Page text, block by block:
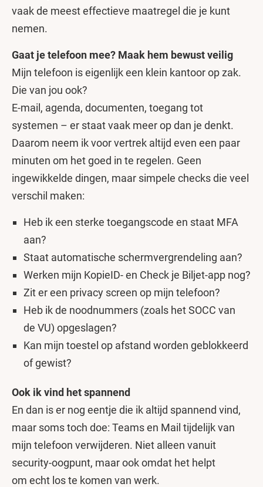
vaak de meest effectieve maatregel die je kunt
nemen.
Gaat je telefoon mee? Maak hem bewust veilig
Mijn telefoon is eigenlijk een klein kantoor op zak.
Die van jou ook?
E-mail, agenda, documenten, toegang tot
systemen – er staat vaak meer op dan je denkt.
Daarom neem ik voor vertrek altijd even een paar
minuten om het goed in te regelen. Geen
ingewikkelde dingen, maar simpele checks die veel
verschil maken:
Heb ik een sterke toegangscode en staat MFA
aan?
Staat automatische schermvergrendeling aan?
Werken mijn KopieID- en Check je Biljet-app nog?
Zit er een privacy screen op mijn telefoon?
Heb ik de noodnummers (zoals het SOCC van
de VU) opgeslagen?
Kan mijn toestel op afstand worden geblokkeerd
of gewist?
Ook ik vind het spannend
En dan is er nog eentje die ik altijd spannend vind,
maar soms toch doe: Teams en Mail tijdelijk van
mijn telefoon verwijderen. Niet alleen vanuit
security-oogpunt, maar ook omdat het helpt
om echt los te komen van werk.